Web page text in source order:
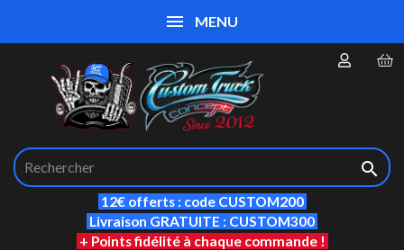

12€ offerts : code CUSTOM200
Livraison GRATUITE : CUSTOM300
+ Points fidélité à chaque commande !
MENU